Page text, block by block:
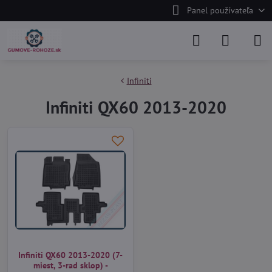
Panel používateľa
Infiniti
Infiniti QX60 2013-2020
Infiniti QX60 2013-2020 (7-
miest, 3-rad sklop) -